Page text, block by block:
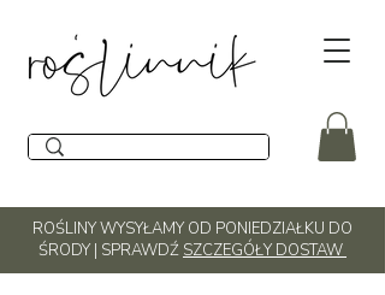
ROŚLINY WYSYŁAMY OD PONIEDZIAŁKU DO
ŚRODY | SPRAWDŹ SZCZEGÓŁY DOSTAW